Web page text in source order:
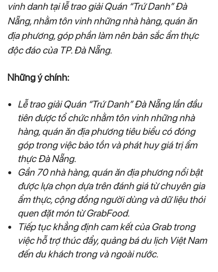
vinh danh tại lễ trao giải Quán “Trứ Danh” Đà
Nẵng, nhằm tôn vinh những nhà hàng, quán ăn
địa phương, góp phần làm nên bản sắc ẩm thực
độc đáo của TP. Đà Nẵng.
Những ý chính:
Lễ trao giải Quán “Trứ Danh” Đà Nẵng lần đầu
tiên được tổ chức nhằm tôn vinh những nhà
hàng, quán ăn địa phương tiêu biểu có đóng
góp trong việc bảo tồn và phát huy giá trị ẩm
thực Đà Nẵng.
Gần 70 nhà hàng, quán ăn địa phương nổi bật
được lựa chọn dựa trên đánh giá từ chuyên gia
ẩm thực, cộng đồng người dùng và dữ liệu thói
quen đặt món từ GrabFood.
Tiếp tục khẳng định cam kết của Grab trong
việc hỗ trợ thúc đẩy, quảng bá du lịch Việt Nam
đến du khách trong và ngoài nước.